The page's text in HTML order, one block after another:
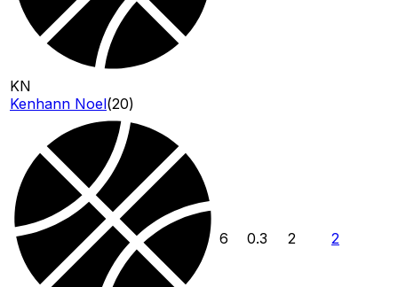
KN
Kenhann Noel(20)
6 0.3 2 2